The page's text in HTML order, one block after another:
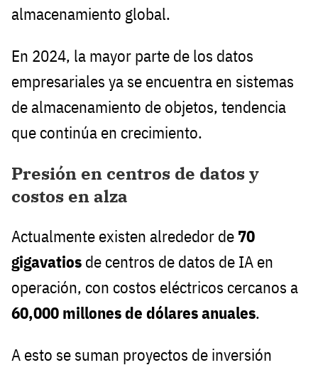
almacenamiento global.
En 2024, la mayor parte de los datos
empresariales ya se encuentra en sistemas
de almacenamiento de objetos, tendencia
que continúa en crecimiento.
Presión en centros de datos y
costos en alza
Actualmente existen alrededor de 70
gigavatios de centros de datos de IA en
operación, con costos eléctricos cercanos a
60,000 millones de dólares anuales.
A esto se suman proyectos de inversión